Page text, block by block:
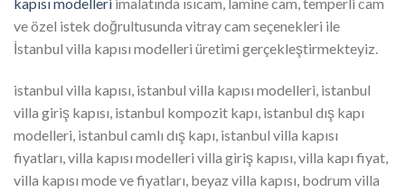
ve özel istek doğrultusunda vitray cam seçenekleri ile
İstanbul villa kapısı modelleri üretimi gerçekleştirmekteyiz.
istanbul villa kapısı, istanbul villa kapısı modelleri, istanbul
villa giriş kapısı, istanbul kompozit kapı, istanbul dış kapı
modelleri, istanbul camlı dış kapı, istanbul villa kapısı
fiyatları, villa kapısı modelleri villa giriş kapısı, villa kapı fiyat,
villa kapısı mode ve fiyatları, beyaz villa kapısı, bodrum villa